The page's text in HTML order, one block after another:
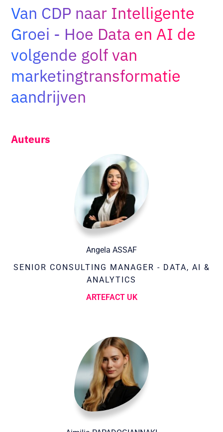
Adopt AI
naar:
NL
Van CDP naar Intelligente
Groei - Hoe Data en AI de
volgende golf van
marketingtransformatie
aandrijven
Auteurs
Angela ASSAF
SENIOR CONSULTING MANAGER - DATA, AI &
ANALYTICS
ARTEFACT UK